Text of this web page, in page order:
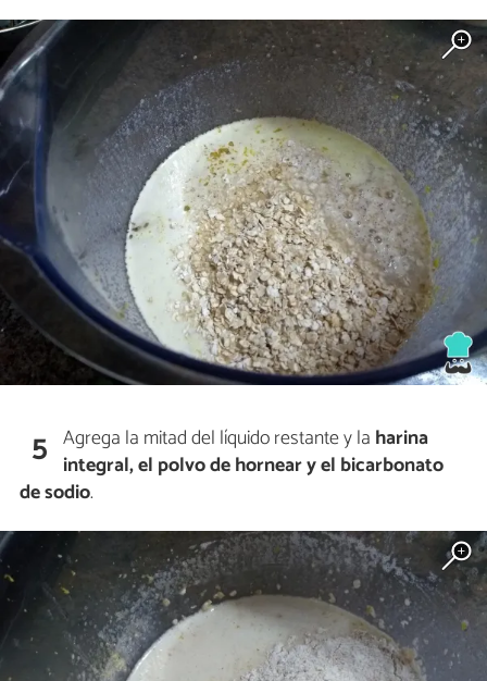
5 Agrega la mitad del líquido restante y la harina
integral, el polvo de hornear y el bicarbonato
de sodio.